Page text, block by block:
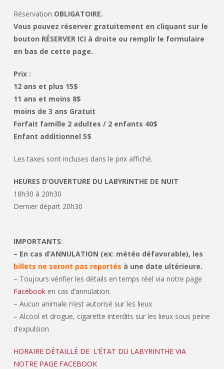
Réservation OBLIGATOIRE.
Vous pouvez réserver gratuitement en cliquant sur le
bouton RÉSERVER ICI à droite ou remplir le formulaire
en bas de cette page.
Prix :
12 ans et plus 15$
11 ans et moins 8$
moins de 3 ans Gratuit
Forfait famille 2 adultes / 2 enfants 40$
Enfant additionnel 5$
Les taxes sont incluses dans le prix affiché.
HEURES D’OUVERTURE DU LABYRINTHE DE NUIT
18h30 à 20h30
Dernier départ 20h30
IMPORTANTS:
– En cas d’ANNULATION (ex: météo défavorable), les
billets ne seront pas reportés à une date ultérieure.
– Toujours vérifier les détails en temps réel via notre page
Facebooken cas d’annulation.
– Aucun animale n’est autorisé sur les lieux
– Alcool et drogue, cigarette interdits sur les lieux sous peine
d’expulsion
HORAIRE DÉTAILLÉ DE L’ÉTAT DU LABYRINTHE VIA
NOTRE PAGE FACEBOOK